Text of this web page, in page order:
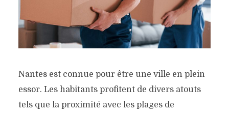
Nantes est connue pour être une ville en plein
essor. Les habitants profitent de divers atouts
tels que la proximité avec les plages de